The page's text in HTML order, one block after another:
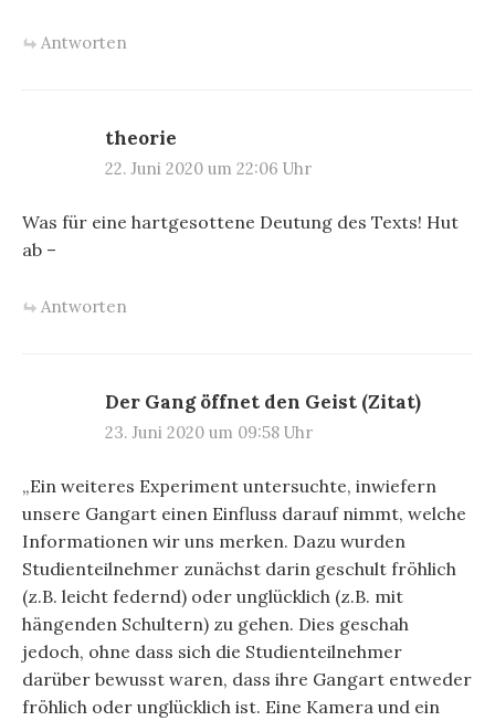
Antworten
theorie
22. Juni 2020 um 22:06 Uhr
Was für eine hartgesottene Deutung des Texts! Hut
ab –
Antworten
Der Gang öffnet den Geist (Zitat)
23. Juni 2020 um 09:58 Uhr
„Ein weiteres Experiment untersuchte, inwiefern
unsere Gangart einen Einfluss darauf nimmt, welche
Informationen wir uns merken. Dazu wurden
Studienteilnehmer zunächst darin geschult fröhlich
(z.B. leicht federnd) oder unglücklich (z.B. mit
hängenden Schultern) zu gehen. Dies geschah
jedoch, ohne dass sich die Studienteilnehmer
darüber bewusst waren, dass ihre Gangart entweder
fröhlich oder unglücklich ist. Eine Kamera und ein